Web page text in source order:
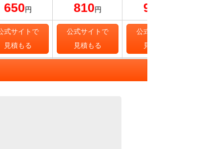
650円 810円 950
式サイトで
見積もる
公式サイトで
見積もる
公式サイトで
見積もる